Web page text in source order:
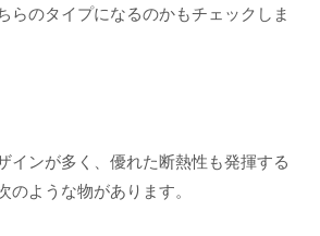
らのタイプになるのかもチェックしま
インが多く、優れた断熱性も発揮する
ような物があります。